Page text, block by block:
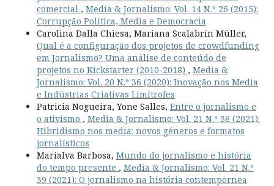
comercial , Media & Jornalismo: Vol. 14 N.º 26 (2015):
Corrupção Política, Media e Democracia
Carolina Dalla Chiesa, Mariana Scalabrin Müller,
Qual é a configuração dos projetos de crowdfunding
em Jornalismo? Uma análise de conteúdo de
projetos no Kickstarter (2010-2018) , Media &
Jornalismo: Vol. 20 N.º 36 (2020): Inovação nos Media
e Indústrias Criativas Limítrofes
Patricia Nogueira, Yone Salles, Entre o jornalismo e
o ativismo , Media & Jornalismo: Vol. 21 N.º 38 (2021):
Hibridismo nos media: novos géneros e formatos
jornalísticos
Marialva Barbosa, Mundo do jornalismo e história
do tempo presente , Media & Jornalismo: Vol. 21 N.º
39 (2021): O jornalismo na história contempornea